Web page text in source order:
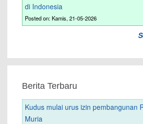
di Indonesia
Posted on: Kamis, 21-05-2026
Berita Terbaru
Kudus mulai urus izin pembangunan
Muria